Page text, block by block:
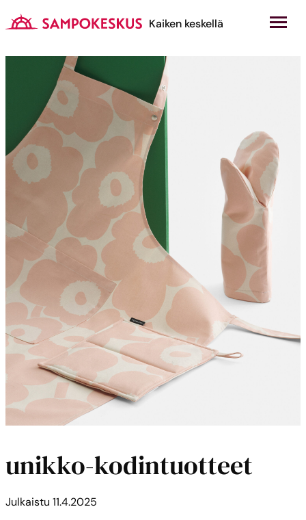
sisältöön
Kauppakeskus Sampokeskus
Kaiken keskellä
unikko-kodintuotteet
Julkaistu 11.4.2025